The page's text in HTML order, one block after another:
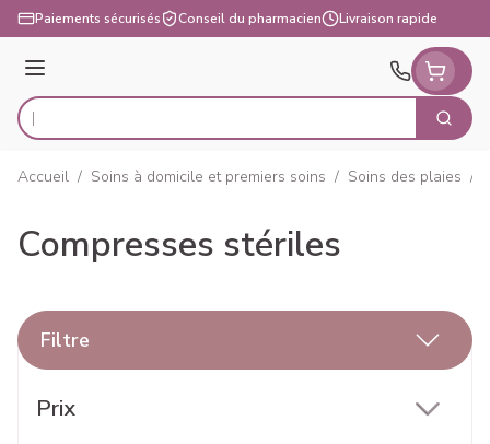
Aller au contenu
Paiements sécurisés Conseil du pharmacien Livraison rapide
Menu
Rechercher
Accueil / Soins à domicile et premiers soins / Soins des plaies /
Compresses stériles
Filtre
Prix